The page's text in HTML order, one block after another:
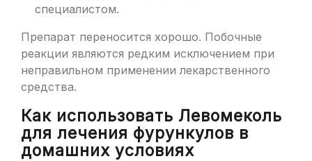
специалистом.
Препарат переносится хорошо. Побочные
реакции являются редким исключением при
неправильном применении лекарственного
средства.
Как использовать Левомеколь
для лечения фурункулов в
домашних условиях